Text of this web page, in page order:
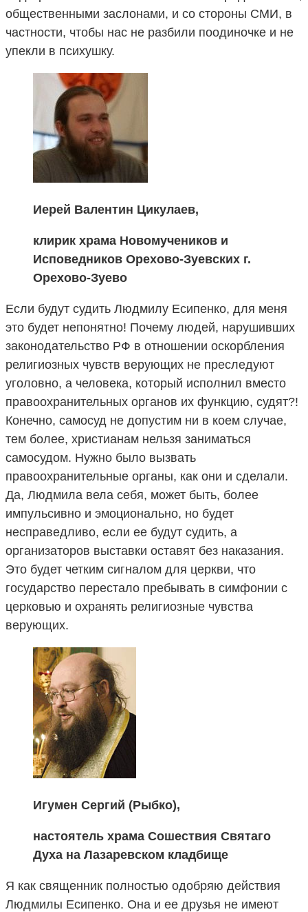
общественными заслонами, и со стороны СМИ, в
частности, чтобы нас не разбили поодиночке и не
упекли в психушку.
Иерей Валентин Цикулаев,
клирик храма Новомучеников и
Исповедников Орехово-Зуевских г.
Орехово-Зуево
Если будут судить Людмилу Есипенко, для меня
это будет непонятно! Почему людей, нарушивших
законодательство РФ в отношении оскорбления
религиозных чувств верующих не преследуют
уголовно, а человека, который исполнил вместо
правоохранительных органов их функцию, судят?!
Конечно, самосуд не допустим ни в коем случае,
тем более, христианам нельзя заниматься
самосудом. Нужно было вызвать
правоохранительные органы, как они и сделали.
Да, Людмила вела себя, может быть, более
импульсивно и эмоционально, но будет
несправедливо, если ее будут судить, а
организаторов выставки оставят без наказания.
Это будет четким сигналом для церкви, что
государство перестало пребывать в симфонии с
церковью и охранять религиозные чувства
верующих.
Игумен Сергий (Рыбко),
настоятель храма Сошествия Святаго
Духа на Лазаревском кладбище
Я как священник полностью одобряю действия
Людмилы Есипенко. Она и ее друзья не имеют